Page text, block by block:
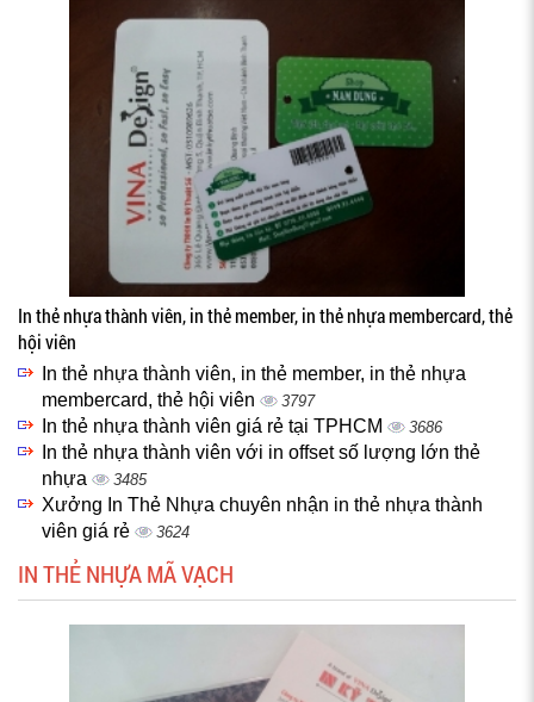
In thẻ nhựa thành viên, in thẻ member, in thẻ nhựa membercard, thẻ
hội viên
In thẻ nhựa thành viên, in thẻ member, in thẻ nhựa
membercard, thẻ hội viên
3797
In thẻ nhựa thành viên giá rẻ tại TPHCM 3686
In thẻ nhựa thành viên với in offset số lượng lớn thẻ
nhựa
3485
Xưởng In Thẻ Nhựa chuyên nhận in thẻ nhựa thành
viên giá rẻ
3624
IN THẺ NHỰA MÃ VẠCH